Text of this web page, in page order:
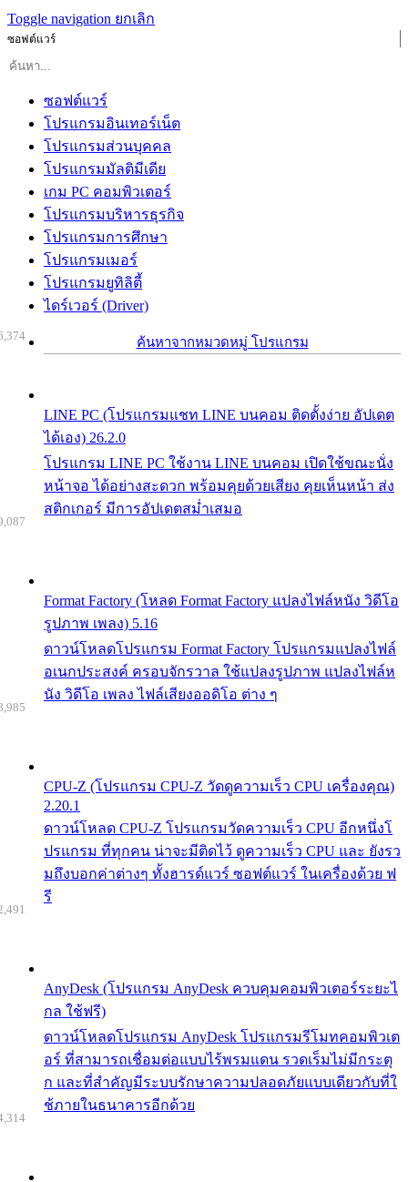
Toggle navigation ยกเลิก
ซอฟต์แวร์
ซอฟต์แวร์
โปรแกรมอินเทอร์เน็ต
โปรแกรมส่วนบุคคล
โปรแกรมมัลติมีเดีย
เกม PC คอมพิวเตอร์
โปรแกรมบริหารธุรกิจ
โปรแกรมการศึกษา
โปรแกรมเมอร์
โปรแกรมยูทิลิตี้
ไดร์เวอร์ (Driver)
ค้นหาจากหมวดหมู่ โปรแกรม
LINE PC (โปรแกรมแชท LINE บนคอม ติดตั้งง่าย อัปเดต
ได้เอง) 26.2.0
โปรแกรม LINE PC ใช้งาน LINE บนคอม เปิดใช้ขณะนั่ง
หน้าจอ ได้อย่างสะดวก พร้อมคุยด้วยเสียง คุยเห็นหน้า ส่ง
สติกเกอร์ มีการอัปเดตสม่ำเสมอ
Format Factory (โหลด Format Factory แปลงไฟล์หนัง วิดีโอ
รูปภาพ เพลง) 5.16
ดาวน์โหลดโปรแกรม Format Factory โปรแกรมแปลงไฟล์
อเนกประสงค์ ครอบจักรวาล ใช้แปลงรูปภาพ แปลงไฟล์ห
นัง วิดีโอ เพลง ไฟล์เสียงออดิโอ ต่าง ๆ
CPU-Z (โปรแกรม CPU-Z วัดดูความเร็ว CPU เครื่องคุณ)
2.20.1
ดาวน์โหลด CPU-Z โปรแกรมวัดความเร็ว CPU อีกหนึ่งโ
ปรแกรม ที่ทุกคน น่าจะมีติดไว้ ดูความเร็ว CPU และ ยังรว
มถึงบอกค่าต่างๆ ทั้งฮารด์แวร์ ซอฟต์แวร์ ในเครื่องด้วย ฟ
รี
AnyDesk (โปรแกรม AnyDesk ควบคุมคอมพิวเตอร์ระยะไ
กล ใช้ฟรี)
ดาวน์โหลดโปรแกรม AnyDesk โปรแกรมรีโมทคอมพิวเต
อร์ ที่สามารถเชื่อมต่อแบบไร้พรมแดน รวดเร็มไม่มีกระตุ
ก และที่สำคัญมีระบบรักษาความปลอดภัยแบบเดียวกับที่ใ
ช้ภายในธนาคารอีกด้วย